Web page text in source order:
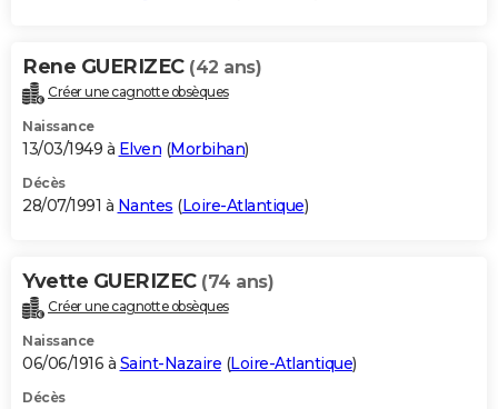
Rene GUERIZEC (42 ans)
Créer une cagnotte obsèques
Naissance
13/03/1949 à Elven (Morbihan)
Décès
28/07/1991 à Nantes (Loire-Atlantique)
Yvette GUERIZEC (74 ans)
Créer une cagnotte obsèques
Naissance
06/06/1916 à Saint-Nazaire (Loire-Atlantique)
Décès